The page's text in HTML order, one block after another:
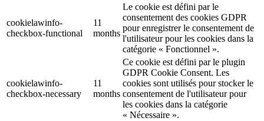
cookielawinfo-
checkbox-functional
11
months
Le cookie est défini par le
consentement des cookies GDPR
pour enregistrer le consentement de
l'utilisateur pour les cookies dans la
catégorie « Fonctionnel ».
cookielawinfo-
checkbox-necessary
11
months
Ce cookie est défini par le plugin
GDPR Cookie Consent. Les
cookies sont utilisés pour stocker le
consentement de l'utilisateur pour
les cookies dans la catégorie
« Nécessaire ».